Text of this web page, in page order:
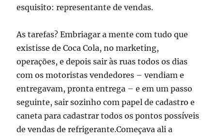
esquisito: representante de vendas.
As tarefas? Embriagar a mente com tudo que
existisse de Coca Cola, no marketing,
operações, e depois sair às ruas todos os dias
com os motoristas vendedores – vendiam e
entregavam, pronta entrega – e em um passo
seguinte, sair sozinho com papel de cadastro e
caneta para cadastrar todos os pontos possíveis
de vendas de refrigerante.Começava ali a